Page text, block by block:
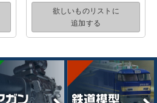
欲しいものリストに
追加する